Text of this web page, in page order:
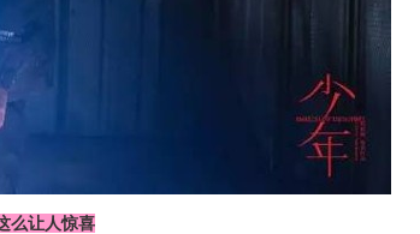
么让人惊喜